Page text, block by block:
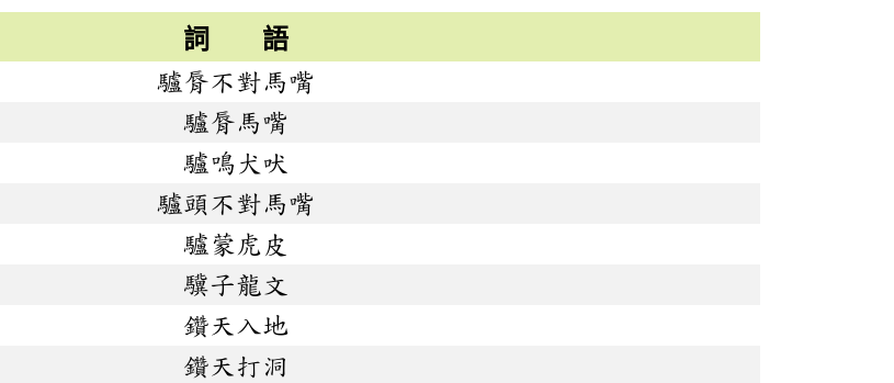
詞 語
驢脣不對馬嘴
驢脣馬嘴
驢鳴犬吠
驢頭不對馬嘴
驢蒙虎皮
驥子龍文
鑽天入地
鑽天打洞